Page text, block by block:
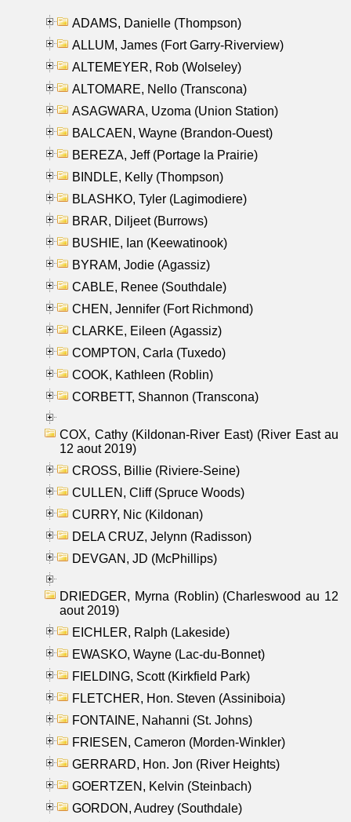
ADAMS, Danielle (Thompson)
ALLUM, James (Fort Garry-Riverview)
ALTEMEYER, Rob (Wolseley)
ALTOMARE, Nello (Transcona)
ASAGWARA, Uzoma (Union Station)
BALCAEN, Wayne (Brandon-Ouest)
BEREZA, Jeff (Portage la Prairie)
BINDLE, Kelly (Thompson)
BLASHKO, Tyler (Lagimodiere)
BRAR, Diljeet (Burrows)
BUSHIE, Ian (Keewatinook)
BYRAM, Jodie (Agassiz)
CABLE, Renee (Southdale)
CHEN, Jennifer (Fort Richmond)
CLARKE, Eileen (Agassiz)
COMPTON, Carla (Tuxedo)
COOK, Kathleen (Roblin)
CORBETT, Shannon (Transcona)
COX, Cathy (Kildonan-River East) (River East au
12 aout 2019)
CROSS, Billie (Riviere-Seine)
CULLEN, Cliff (Spruce Woods)
CURRY, Nic (Kildonan)
DELA CRUZ, Jelynn (Radisson)
DEVGAN, JD (McPhillips)
DRIEDGER, Myrna (Roblin) (Charleswood au 12
aout 2019)
EICHLER, Ralph (Lakeside)
EWASKO, Wayne (Lac-du-Bonnet)
FIELDING, Scott (Kirkfield Park)
FLETCHER, Hon. Steven (Assiniboia)
FONTAINE, Nahanni (St. Johns)
FRIESEN, Cameron (Morden-Winkler)
GERRARD, Hon. Jon (River Heights)
GOERTZEN, Kelvin (Steinbach)
GORDON, Audrey (Southdale)